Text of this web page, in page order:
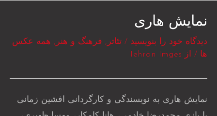
نمایش هاری
دیدگاه‌ خود را بنویسید / تئاتر , فرهنگ و هنر , همه عکس
ها / از Tehran Imges
نمایش هاری به نویسندگی و کارگردانی افشین زمانی